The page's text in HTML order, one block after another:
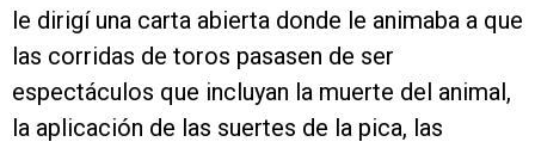
le dirigí una carta abierta donde le animaba a que
las corridas de toros pasasen de ser
espectáculos que incluyan la muerte del animal,
la aplicación de las suertes de la pica, las